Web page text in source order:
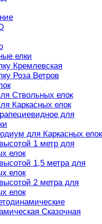
елки
Кремлевская
Роза Ветров
Ствольных елок
Каркасных елок
для
для Каркасных елок
1 метр для
елок
1,5 метра для
елок
2 метра для
елок
Сказочная